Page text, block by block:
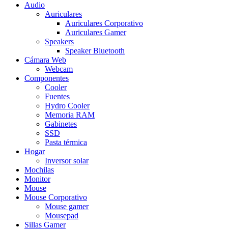
Audio
Auriculares
Auriculares Corporativo
Auriculares Gamer
Speakers
Speaker Bluetooth
Cámara Web
Webcam
Componentes
Cooler
Fuentes
Hydro Cooler
Memoria RAM
Gabinetes
SSD
Pasta térmica
Hogar
Inversor solar
Mochilas
Monitor
Mouse
Mouse Corporativo
Mouse gamer
Mousepad
Sillas Gamer